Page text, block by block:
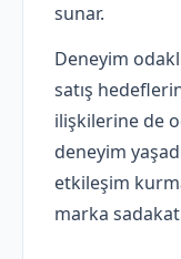
sunar.
Deneyim
satış
ilişkilerine de
deneyim
etkileşim
marka